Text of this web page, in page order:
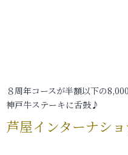
８周年コースが半額以下の
神戸牛ステーキに舌鼓♪
芦屋インターナシ